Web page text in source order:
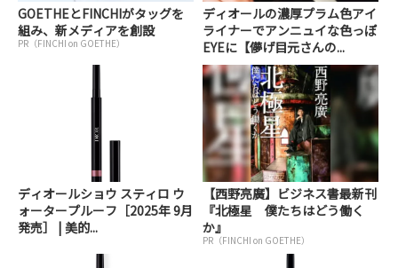
GOETHEとFINCHIがタッグを
組み、新メディアを創設
PR（FINCHI on GOETHE）
ディオールの濃厚プラム色アイ
ライナーでアンニュイな色っぽ
EYEに【儚げ目元さんの...
ディオールショウ スティロ ウ
ォータープルーフ［2025年 9月
発売］ | 美的...
【西野亮廣】ビジネス書最新刊
『北極星 僕たちはどう働く
か』
PR（FINCHI on GOETHE）